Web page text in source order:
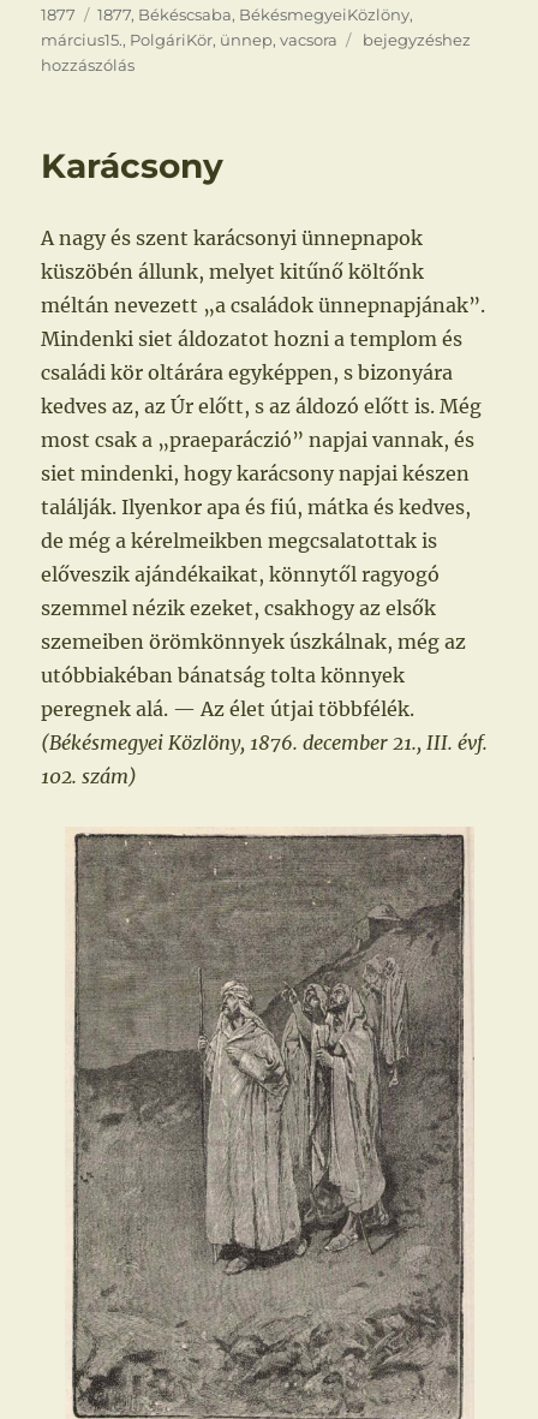
1877
Címke
1877, Békéscsaba, BékésmegyeiKözlöny,
március15., PolgáriKör, ünnep,vacsora
Március
bejegyzéshez
hozzászólás
Karácsony
A nagy és szent karácsonyi ünnepnapok
küszöbén állunk, melyet kitűnő költőnk
méltán nevezett „a családok ünnepnapjának”.
Mindenki siet áldozatot hozni a templom és
családi kör oltárára egyképpen, s bizonyára
kedves az, az Úr előtt, s az áldozó előtt is. Még
most csak a „praeparáczió” napjai vannak, és
siet mindenki, hogy karácsony napjai készen
találják. Ilyenkor apa és fiú, mátka és kedves,
de még a kérelmeikben megcsalatottak is
előveszik ajándékaikat, könnytől ragyogó
szemmel nézik ezeket, csakhogy az elsők
szemeiben örömkönnyek úszkálnak, még az
utóbbiakéban bánatság tolta könnyek
peregnek alá. — Az élet útjai többfélék.
(Békésmegyei Közlöny, 1876. december 21., III. évf.
102. szám)